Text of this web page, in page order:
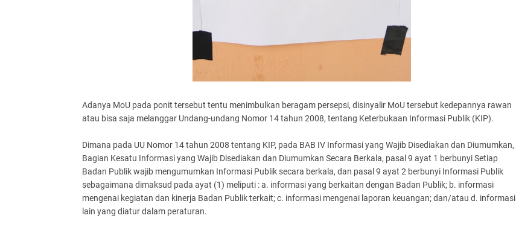
Adanya MoU pada ponit tersebut tentu menimbulkan beragam persepsi, disinyalir MoU tersebut kedepannya rawan
atau bisa saja melanggar Undang-undang Nomor 14 tahun 2008, tentang Keterbukaan Informasi Publik (KIP).
Dimana pada UU Nomor 14 tahun 2008 tentang KIP, pada BAB IV Informasi yang Wajib Disediakan dan Diumumkan,
Bagian Kesatu Informasi yang Wajib Disediakan dan Diumumkan Secara Berkala, pasal 9 ayat 1 berbunyi Setiap
Badan Publik wajib mengumumkan Informasi Publik secara berkala, dan pasal 9 ayat 2 berbunyi Informasi Publik
sebagaimana dimaksud pada ayat (1) meliputi : a. informasi yang berkaitan dengan Badan Publik; b. informasi
mengenai kegiatan dan kinerja Badan Publik terkait; c. informasi mengenai laporan keuangan; dan/atau d. informasi
lain yang diatur dalam peraturan.